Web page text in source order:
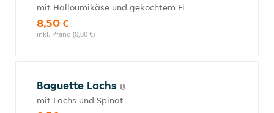
mit Halloumikäse und gekochtem Ei
8,50 €
inkl. Pfand (0,00 €)
Baguette Lachs
mit Lachs und Spinat